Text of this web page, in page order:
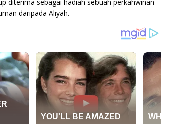
daripada Aliyah.